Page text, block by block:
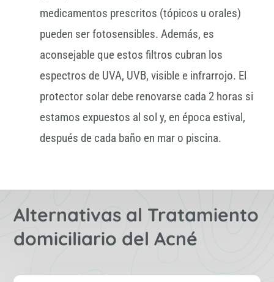
medicamentos prescritos (tópicos u orales)
pueden ser fotosensibles. Además, es
aconsejable que estos filtros cubran los
espectros de UVA, UVB, visible e infrarrojo. El
protector solar debe renovarse cada 2 horas si
estamos expuestos al sol y, en época estival,
después de cada baño en mar o piscina.
Alternativas al Tratamiento
domiciliario del Acné